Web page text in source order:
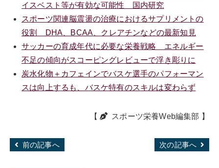
イスベスト等が有効な可能性 国内研究
スポーツ関連脳震盪の治療におけるサプリメントの
役割 DHA、BCAA、クレアチンなどの最新知見
サッカーの育成年代に必要な栄養戦略 エネルギー
不足の傾向がスコーピングレビューで浮き彫りに
炭水化物＋カフェインでバスケ選手のパフォーマン
スは向上するも、バスケ特有のスキルは変わらず
【 スポーツ栄養Web編集部 】
前の記事へ 次の記事へ